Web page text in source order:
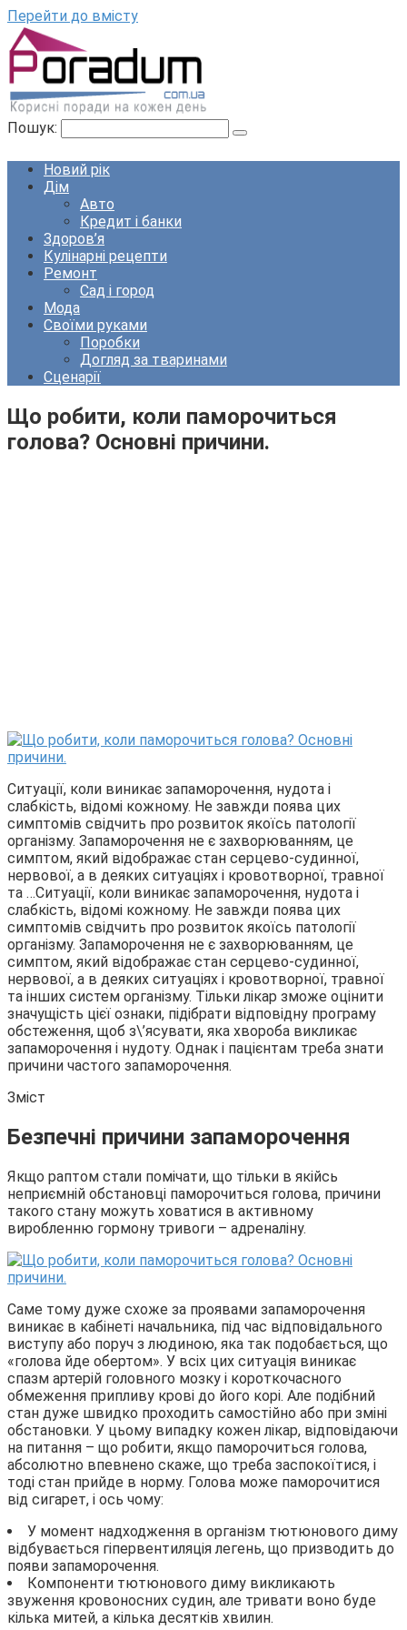
Перейти до вмісту
Пошук:
Новий рік
Дім
Авто
Кредит і банки
Здоров’я
Кулінарні рецепти
Ремонт
Сад і город
Мода
Своїми руками
Поробки
Догляд за тваринами
Сценарії
Що робити, коли паморочиться
голова? Основні причини.
Ситуації, коли виникає запаморочення, нудота і
слабкість, відомі кожному. Не завжди поява цих
симптомів свідчить про розвиток якоїсь патології
організму. Запаморочення не є захворюванням, це
симптом, який відображає стан серцево-судинної,
нервової, а в деяких ситуаціях і кровотворної, травної
та …Ситуації, коли виникає запаморочення, нудота і
слабкість, відомі кожному. Не завжди поява цих
симптомів свідчить про розвиток якоїсь патології
організму. Запаморочення не є захворюванням, це
симптом, який відображає стан серцево-судинної,
нервової, а в деяких ситуаціях і кровотворної, травної
та інших систем організму. Тільки лікар зможе оцінити
значущість цієї ознаки, підібрати відповідну програму
обстеження, щоб з\’ясувати, яка хвороба викликає
запаморочення і нудоту. Однак і пацієнтам треба знати
причини частого запаморочення.
Зміст
Безпечні причини запаморочення
Якщо раптом стали помічати, що тільки в якійсь
неприємній обстановці паморочиться голова, причини
такого стану можуть ховатися в активному
виробленню гормону тривоги – адреналіну.
Саме тому дуже схоже за проявами запаморочення
виникає в кабінеті начальника, під час відповідального
виступу або поруч з людиною, яка так подобається, що
«голова йде обертом». У всіх цих ситуація виникає
спазм артерій головного мозку і короткочасного
обмеження припливу крові до його корі. Але подібний
стан дуже швидко проходить самостійно або при зміні
обстановки. У цьому випадку кожен лікар, відповідаючи
на питання – що робити, якщо паморочиться голова,
абсолютно впевнено скаже, що треба заспокоїтися, і
тоді стан прийде в норму. Голова може паморочитися
від сигарет, і ось чому:
У момент надходження в організм тютюнового диму
відбувається гіпервентиляція легень, що призводить до
появи запаморочення.
Компоненти тютюнового диму викликають
звуження кровоносних судин, але тривати воно буде
кілька митей, а кілька десятків хвилин.